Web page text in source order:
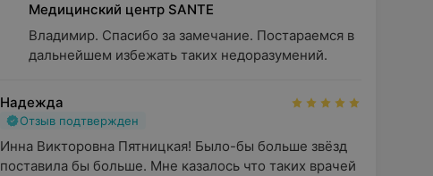
Медицинский центр SANTE
Владимир. Спасибо за замечание. Постараемся в
дальнейшем избежать таких недоразумений.
Надежда
Отзыв подтвержден
Инна Викторовна Пятницкая! Было-бы больше звёзд
поставила бы больше. Мне казалось что таких врачей